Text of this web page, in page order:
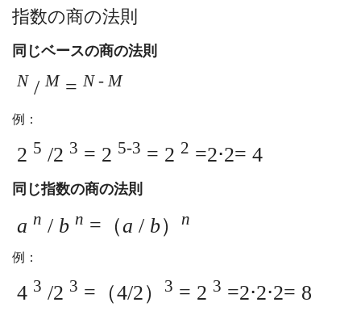
指数の商の法則
同じベースの商の法則
N /M = N-M
例：
2 5 /2 3 = 2 5-3 = 2 2 =2⋅2= 4
同じ指数の商の法則
a n / b n =（a / b） n
例：
4 3 /2 3 =（4/2） 3 = 2 3 =2⋅2⋅2= 8